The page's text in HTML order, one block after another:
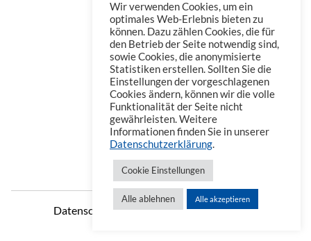
Phone: +423 235 0660
Telefax: +423 235 0669
Mail: office@vienna-life.li
Datenschutzerklärung Impressum
Wir verwenden Cookies, um ein
optimales Web-Erlebnis bieten zu
können. Dazu zählen Cookies, die für
den Betrieb der Seite notwendig sind,
sowie Cookies, die anonymisierte
Statistiken erstellen. Sollten Sie die
Einstellungen der vorgeschlagenen
Cookies ändern, können wir die volle
Funktionalität der Seite nicht
gewährleisten. Weitere
Informationen finden Sie in unserer
Datenschutzerklärung.
Cookie Einstellungen
Alle ablehnen Alle akzeptieren